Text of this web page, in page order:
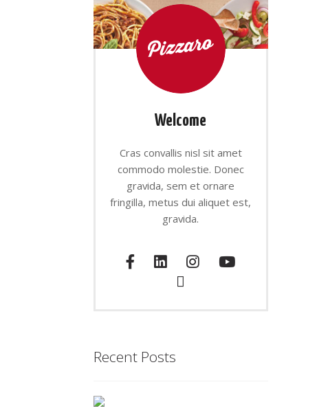
Welcome
Cras convallis nisl sit amet
commodo molestie. Donec
gravida, sem et ornare
fringilla, metus dui aliquet est,
gravida.
Recent Posts